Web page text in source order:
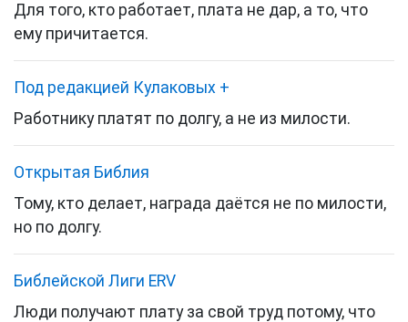
Для того, кто работает, плата не дар, а то, что
ему причитается.
Под редакцией Кулаковых +
Работнику платят по долгу, а не из милости.
Открытая Библия
Тому, кто делает, награда даётся не по милости,
но по долгу.
Библейской Лиги ERV
Люди получают плату за свой труд потому, что